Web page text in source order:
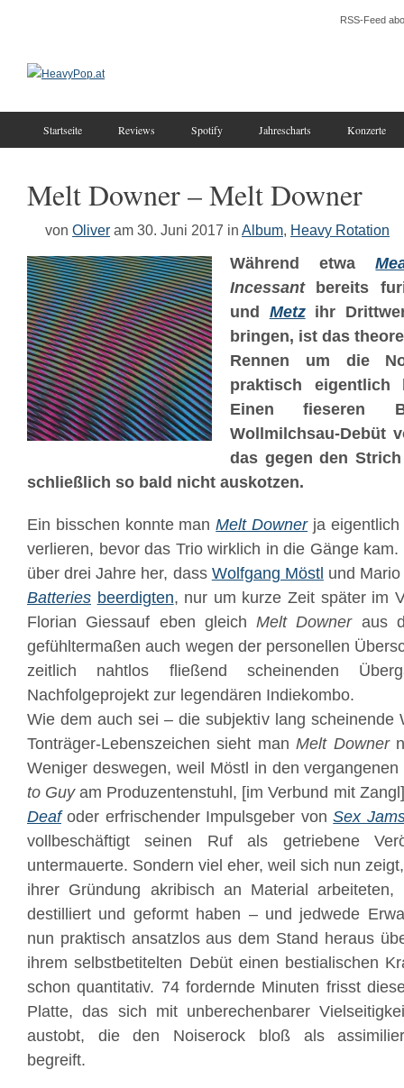
RSS-Feed
Startseite Reviews Spotify Jahrescharts Konzerte
Melt Downer – Melt Downer
von Oliver am 30. Juni 2017 in Album, Heavy Rotation
Während etwa
Incessantbereits
und Metzihr
bringen, ist das
Rennen um die
praktisch eigentlich
Einen fieseren
Wollmilchsau-Debüt
das gegen den
schließlich so bald nicht auskotzen.
Ein bisschen konnte manMelt Downerja eigentlich
verlieren, bevor das Trio wirklich in die Gänge
über drei Jahre her, dass Wolfgang Möstl und
Batteries beerdigten, nur um kurze Zeit später im
Florian Giessauf eben gleichMelt Downeraus
gefühltermaßen auch wegen der personellen
zeitlich nahtlos fließend scheinenden
Nachfolgeprojekt zur legendären Indiekombo.
Wie dem auch sei – die subjektiv lang scheinende
Tonträger-Lebenszeichen sieht manMelt Downer
Weniger deswegen, weil Möstl in den
to Guyam Produzentenstuhl, [im Verbund mit
Deafoder erfrischender Impulsgeber vonSex
vollbeschäftigt seinen Ruf als getriebene
untermauerte. Sondern viel eher, weil sich nun
ihrer Gründung akribisch an Material arbeiteten,
destilliert und geformt haben – und jedwede
nun praktisch ansatzlos aus dem Stand heraus
ihrem selbstbetitelten Debüt einen bestialischen
schon quantitativ. 74 fordernde Minuten frisst
Platte, das sich mit unberechenbarer
austobt, die den Noiserock bloß als
begreift.